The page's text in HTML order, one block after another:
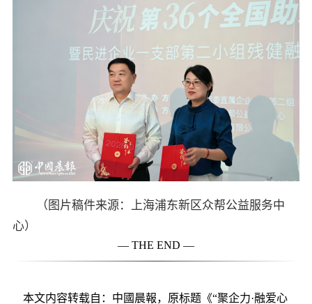
（图片稿件来源：上海浦东新区众帮公益服务中
心）
— THE END —
本文内容转载自：中國晨報，原标题《“聚企力·融爱心